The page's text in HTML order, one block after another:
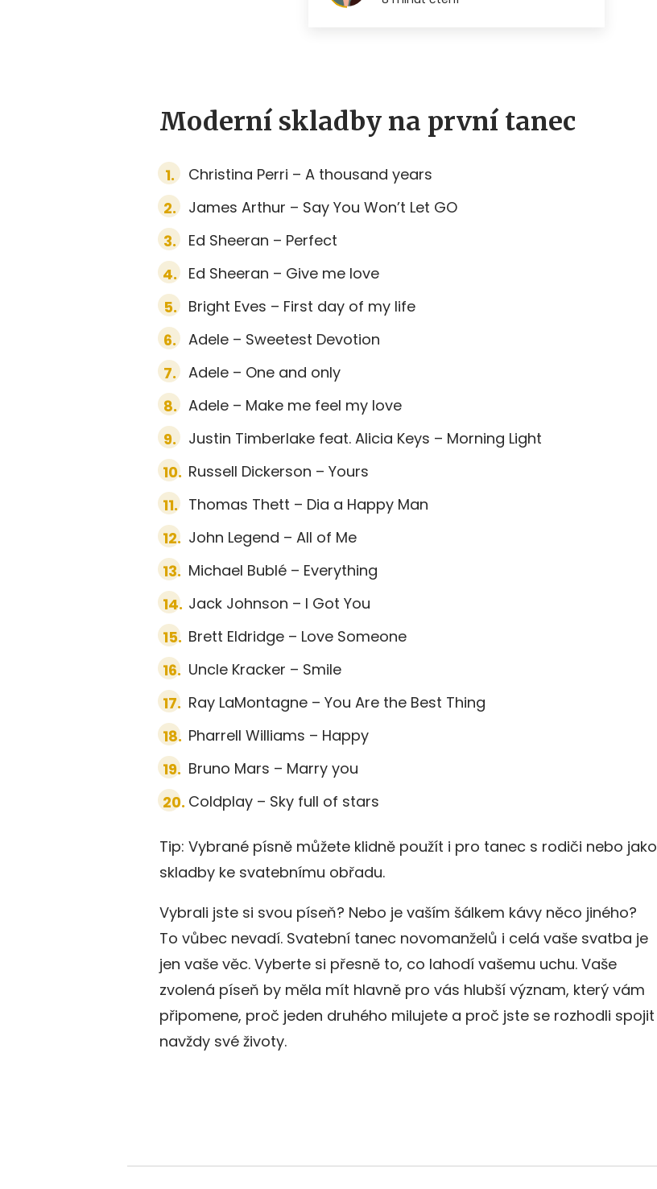
Moderní skladby na první tanec
Christina Perri – A thousand years
James Arthur – Say You Won’t Let GO
Ed Sheeran – Perfect
Ed Sheeran – Give me love
Bright Eves – First day of my life
Adele – Sweetest Devotion
Adele – One and only
Adele – Make me feel my love
Justin Timberlake feat. Alicia Keys – Morning Light
Russell Dickerson – Yours
Thomas Thett – Dia a Happy Man
John Legend – All of Me
Michael Bublé – Everything
Jack Johnson – I Got You
Brett Eldridge – Love Someone
Uncle Kracker – Smile
Ray LaMontagne – You Are the Best Thing
Pharrell Williams – Happy
Bruno Mars – Marry you
Coldplay – Sky full of stars
Tip: Vybrané písně můžete klidně použít i pro tanec s rodiči nebo jako
skladby ke svatebnímu obřadu.
Vybrali jste si svou píseň? Nebo je vaším šálkem kávy něco jiného?
To vůbec nevadí. Svatební tanec novomanželů i celá vaše svatba je
jen vaše věc. Vyberte si přesně to, co lahodí vašemu uchu. Vaše
zvolená píseň by měla mít hlavně pro vás hlubší význam, který vám
připomene, proč jeden druhého milujete a proč jste se rozhodli spojit
navždy své životy.